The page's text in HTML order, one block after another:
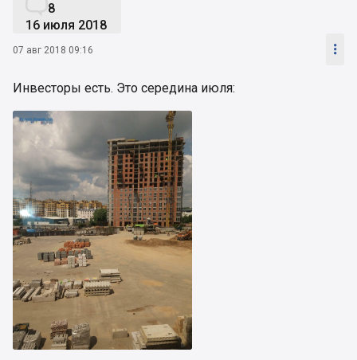
8
16 июля 2018
07 авг 2018 09:16 
Инвесторы есть. Это середина июля: